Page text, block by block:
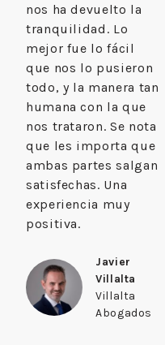
nos ha devuelto la
tranquilidad. Lo
mejor fue lo fácil
que nos lo pusieron
todo, y la manera tan
humana con la que
nos trataron. Se nota
que les importa que
ambas partes salgan
satisfechas. Una
experiencia muy
positiva.
Javier
Villalta
Villalta
Abogados